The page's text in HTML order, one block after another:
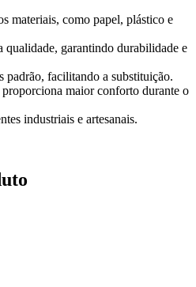
materiais, como papel, plástico e
qualidade, garantindo durabilidade e
padrão, facilitando a substituição.
maior conforto durante o
industriais e artesanais.